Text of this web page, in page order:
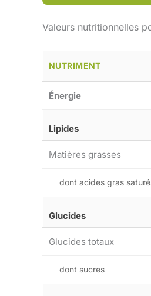
Valeurs nutritionnelles
NUTRIMENT
Énergie
Lipides
Matières grasses
dont acides gras
Glucides
Glucides totaux
dont sucres